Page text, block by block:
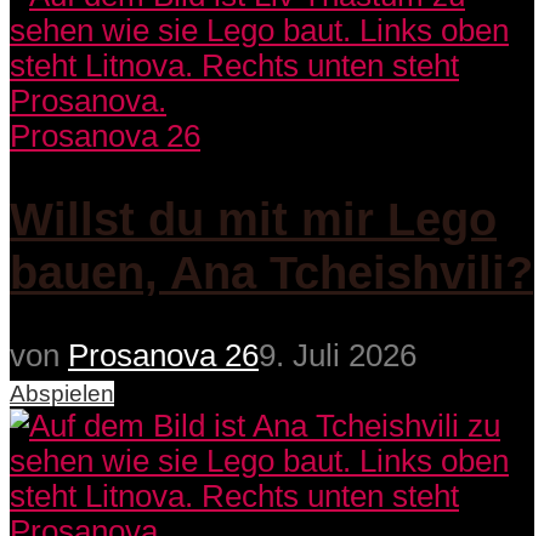
Prosanova 26
Willst du mit mir Lego
bauen, Ana Tcheishvili?
von Prosanova 269. Juli 2026
Abspielen